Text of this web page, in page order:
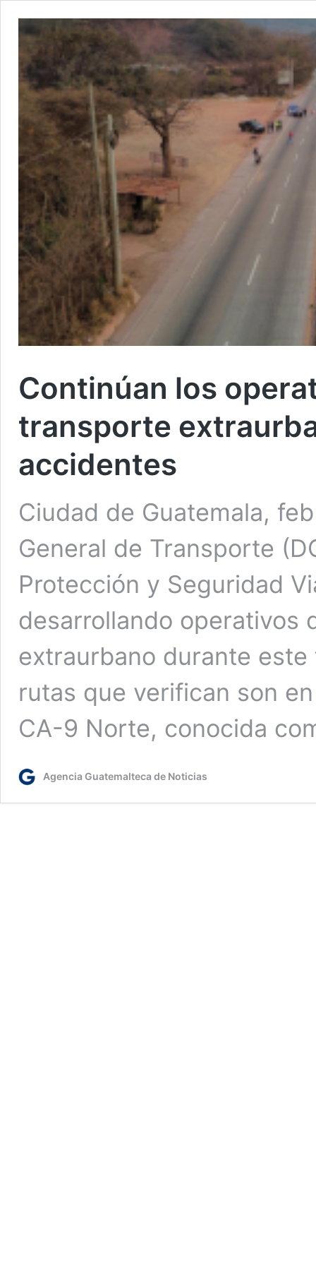
Continúan los
transporte
accidentes
Ciudad de Guatemala,
General de Transporte
Protección y Seguridad
desarrollando operativos
extraurbano durante
rutas que verifican son
CA-9 Norte, conocida
Agencia Guatemalteca de Noticias